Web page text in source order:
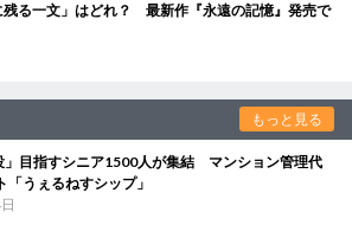
残る一文」はどれ？ 最新作『永遠の記憶』発売で
もっと見る
」目指すシニア1500人が集結 マンション管理代
「うぇるねすシップ」